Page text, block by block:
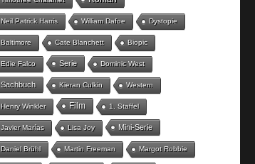
Neil Patrick Harris William Dafoe Dystopie
Baltimore Cate Blanchett Biopic
Edie Falco Serie Dominic West
Sachbuch Kieran Culkin Western
Henry Winkler Film 1. Staffel
Javier Marías Lisa Joy Mini-Serie
Daniel Brühl Martin Freeman Margot Robbie